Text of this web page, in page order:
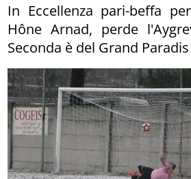
In Eccellenza pari-beffa
Hône Arnad, perde
Seconda è del Grand Paradis